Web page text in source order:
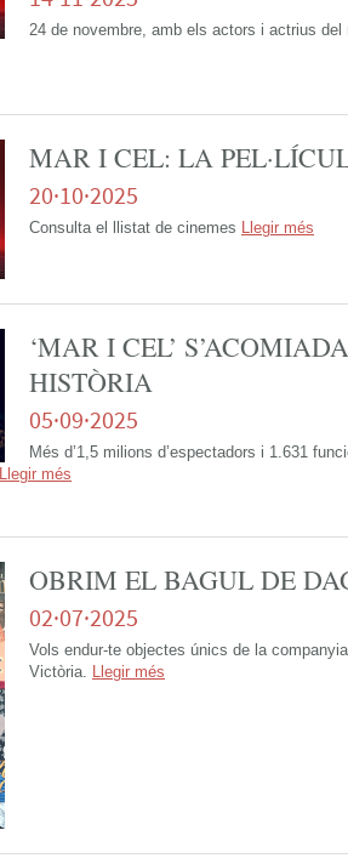
24 de novembre, amb els actors i actrius
MAR I CEL: LA
20·10·2025
Consulta el llistat de cinemes Llegir més
‘MAR I CEL’
HISTÒRIA
05·09·2025
Més d’1,5 milions d’espectadors i 1.631
Llegir més
OBRIM EL BAGUL DE
02·07·2025
Vols endur-te objectes únics de la
Victòria. Llegir més